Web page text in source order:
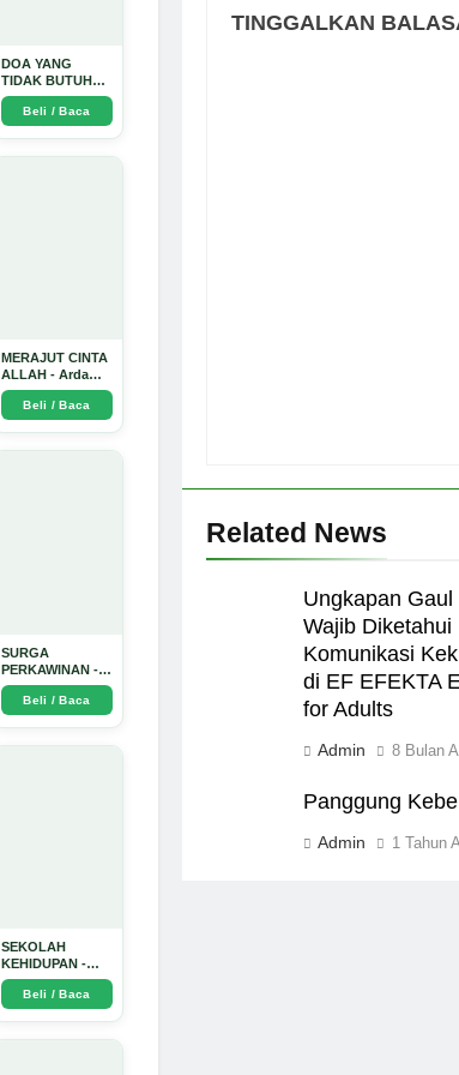
DOA YANG
TIDAK BUTUH
SINYAL: Kisah
Tiga Jiwa yang
Tersesat di Era AI
Beli / Baca
MERAJUT CINTA
ALLAH - Arda
Dinata
Beli / Baca
SURGA
PERKAWINAN -
Arda Dinata
Beli / Baca
SEKOLAH
KEHIDUPAN -
Arda Dinata
Beli / Baca
TINGGALKAN
Related News
Ungkapan Gaul
Wajib Diketahui
Komunikasi
di EF EFEKTA
for Adults
Admin 8 Bulan
Panggung
Admin 1 Tahun